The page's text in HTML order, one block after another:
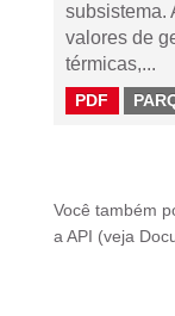
subsistema.
valores de
térmicas,...
PDF
Você também
a API (veja